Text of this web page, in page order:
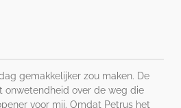
gemakkelijker zou maken. De
over de weg die
voor mij. Omdat Petrus het